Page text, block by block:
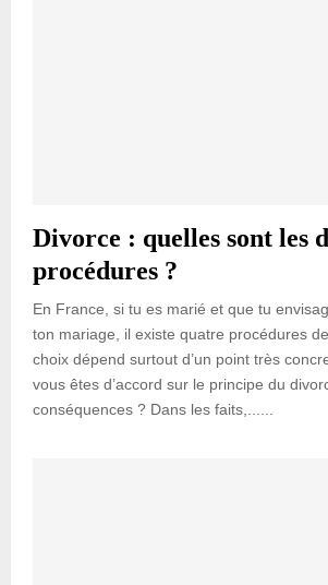
Divorce : quelles sont les
procédures ?
En France, si tu es marié et que tu
ton mariage, il existe quatre procédures
choix dépend surtout d’un point très
vous êtes d’accord sur le principe du
conséquences ? Dans les faits,......